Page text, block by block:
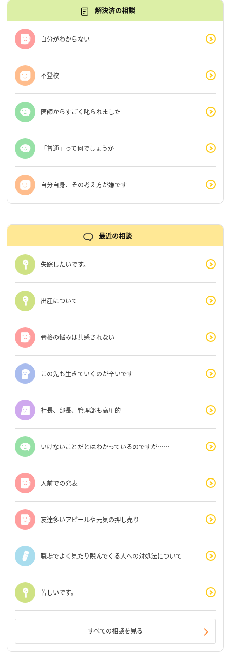
解決済の相談
自分がわからない
不登校
医師からすごく叱られました
「普通」って何でしょうか
自分自身、その考え方が嫌です
最近の相談
失踪したいです。
出産について
骨格の悩みは共感されない
この先も生きていくのが辛いです
社長、部長、管理部も高圧的
いけないことだとはわかっているのですが……
人前での発表
友達多いアピールや元気の押し売り
職場でよく見たり睨んでくる人への対処法について
苦しいです。
すべての相談を見る